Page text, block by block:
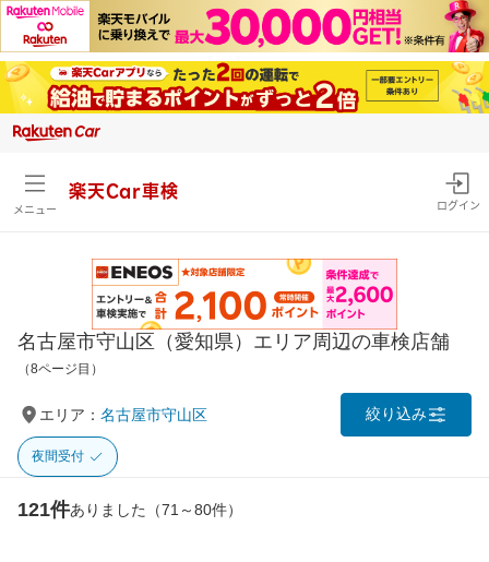
メニュー
楽天Car車検
ログイン
名古屋市守山区（愛知県）エリア周辺の車検店舗
（8ページ目）
エリア： 名古屋市守山区 絞り込み
夜間受付
121件ありました（71～80件）